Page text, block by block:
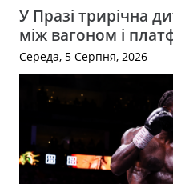
У Празі трирічна
між вагоном і
Середа, 5 Серпня, 2026